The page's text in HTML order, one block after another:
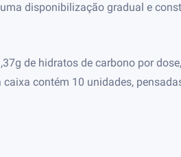
disponibilização gradual e
de hidratos de carbono por
contém 10 unidades,